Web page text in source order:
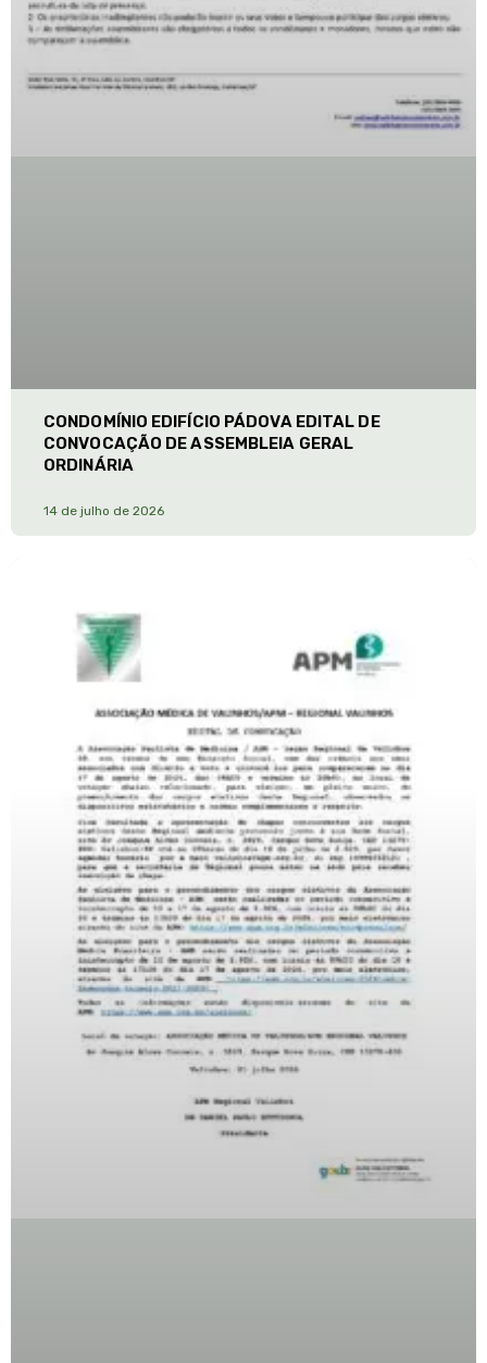
CONDOMÍNIO EDIFÍCIO PÁDOVA EDITAL DE
CONVOCAÇÃO DE ASSEMBLEIA GERAL
ORDINÁRIA
14 de julho de 2026